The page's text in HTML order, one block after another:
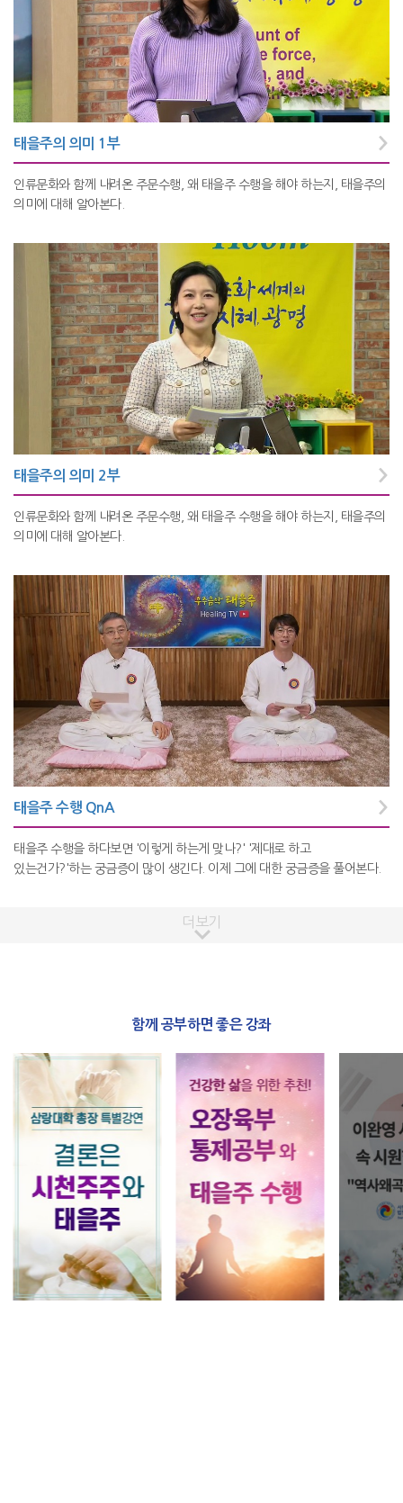
태을주의 의미 1부
인류문화와 함께 내려온 주문수행, 왜 태을주 수행을 해야 하는지, 태을주의
의미에 대해 알아본다.
태을주의 의미 2부
인류문화와 함께 내려온 주문수행, 왜 태을주 수행을 해야 하는지, 태을주의
의미에 대해 알아본다.
태을주 수행 QnA
태을주 수행을 하다보면 '이렇게 하는게 맞나?' '제대로 하고
있는건가?'하는 궁금증이 많이 생긴다. 이제 그에 대한 궁금증을 풀어본다.
더보기
함께 공부하면 좋은 강좌